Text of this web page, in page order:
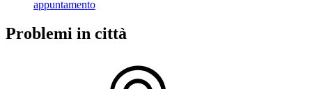
appuntamento
Problemi in città